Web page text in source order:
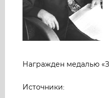
Награжден медалью
Источники: